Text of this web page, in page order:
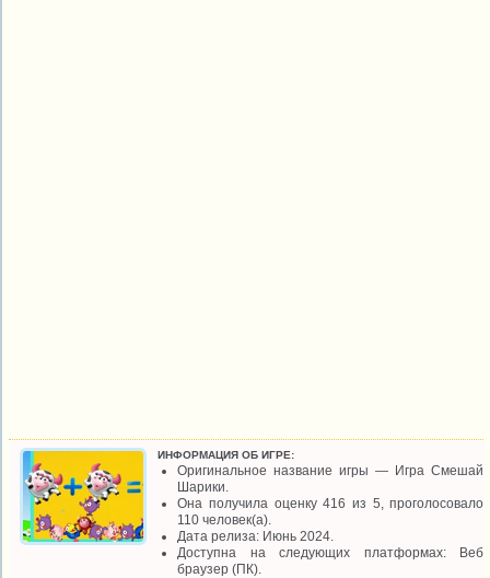
ИНФОРМАЦИЯ ОБ ИГРЕ:
Оригинальное название игры — Игра Смешай
Шарики.
Она получила оценку 416 из 5, проголосовало
110 человек(а).
Дата релиза: Июнь 2024.
Доступна на следующих платформах: Веб
браузер (ПК).